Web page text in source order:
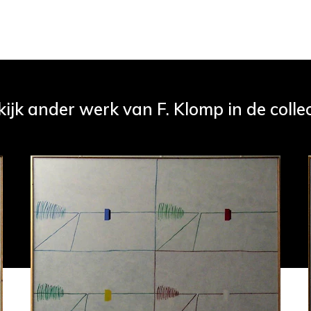
ander werk van F. Klomp in de